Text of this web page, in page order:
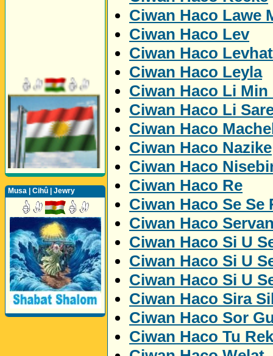
Musa | Cihû | Jewry
Ciwan Haco Lawe
Ciwan Haco Lev
Ciwan Haco
Ciwan Haco Leyla
Ciwan Haco Li Min
Ciwan Haco Li
Ciwan Haco
Ciwan Haco Nazike
Ciwan Haco
Ciwan Haco Re
Ciwan Haco Se Se
Ciwan Haco
Ciwan Haco Si U
Ciwan Haco Si U
Ciwan Haco Si U
Ciwan Haco Sira
Ciwan Haco Sor
Ciwan Haco Tu